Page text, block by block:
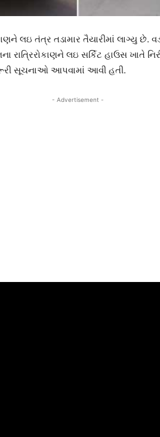
લઇ તંત્ર તડામાર તૈયારીમાં લાગ્યુ છે.
રાત્રિરોકાણને લઇ સર્કિટ હાઉસ ખાતે
સૂચનાઓ આપવામાં આવી હતી.
- Advertisement -